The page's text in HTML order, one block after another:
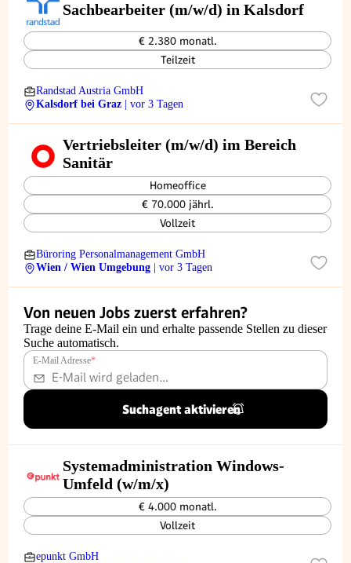
Sachbearbeiter (m/w/d) in Kalsdorf
€ 2.380 monatl.
Teilzeit
Randstad Austria GmbH
Kalsdorf bei Graz
| vor 3 Tagen
Vertriebsleiter (m/w/d) im Bereich
Sanitär
Homeoffice
€ 70.000 jährl.
Vollzeit
Büroring Personalmanagement GmbH
Wien / Wien Umgebung
| vor 3 Tagen
Von neuen Jobs zuerst erfahren?
Trage deine E-Mail ein und erhalte passende Stellen zu dieser
Suche automatisch.
E-Mail Adresse*
Suchagent aktivieren
Systemadministration Windows-
Umfeld (w/m/x)
€ 4.000 monatl.
Vollzeit
epunkt GmbH